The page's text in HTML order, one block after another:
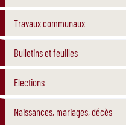
Travaux communaux
Bulletins et feuilles
Elections
Naissances, mariages, décès